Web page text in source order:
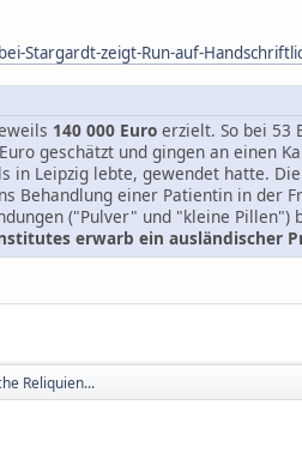
Stargardt-zeigt-Run-auf-
140 000 Euro erzielt. So bei 53
geschätzt und gingen an einen
in Leipzig lebte, gewendet hatte.
Behandlung einer Patientin in der
("Pulver" und "kleine Pillen")
erwarb ein ausländischer
Reliquien...